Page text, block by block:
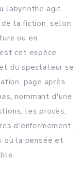
labyrinthe agit
la fiction, selon
ou en
cet espèce
du spectateur se
page après
nommant d'une
les procès,
d'enfermement,
où la pensée et